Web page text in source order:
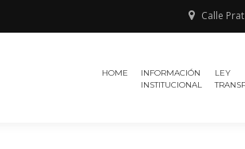
Calle
HOME
INFORMACIÓN
INSTITUCIONAL
LEY